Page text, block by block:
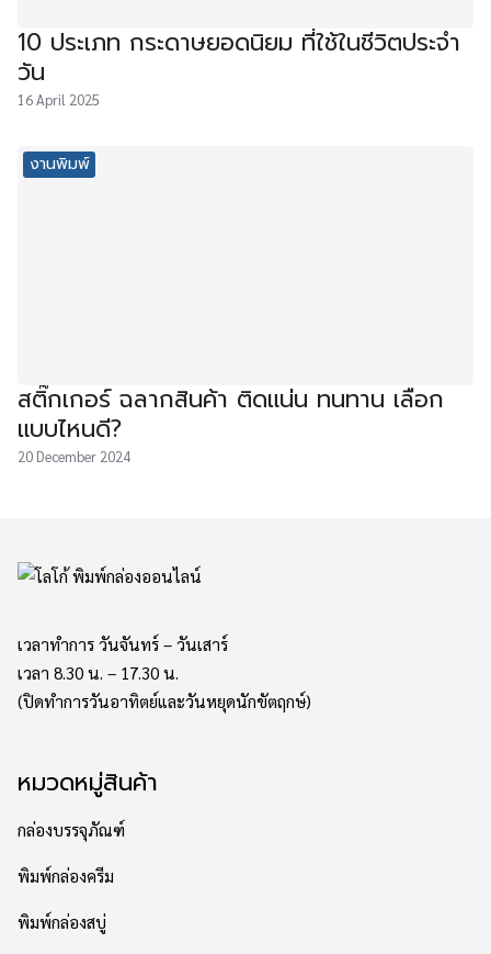
10 ประเภท กระดาษยอดนิยม ที่ใช้ในชีวิตประจำ
วัน
16 April 2025
งานพิมพ์
สติ๊กเกอร์ ฉลากสินค้า ติดแน่น ทนทาน เลือก
แบบไหนดี?
20 December 2024
เวลาทำการ วันจันทร์ – วันเสาร์
เวลา 8.30 น. – 17.30 น.
(ปิดทำการวันอาทิตย์และวันหยุดนักขัตฤกษ์)
หมวดหมู่สินค้า
กล่องบรรจุภัณฑ์
พิมพ์กล่องครีม
พิมพ์กล่องสบู่